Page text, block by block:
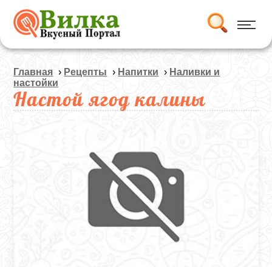
Главная › Рецепты › Напитки › Наливки и
настойки
Настой ягод калины